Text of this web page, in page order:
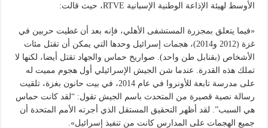
الأوسط لهيئة الإذاعة الوطنية الإسبانية RTVE، حيث قالت:
«فيما يتعلق بمجزرة المستشفى الأهلي، فإنه بعد أن غطيت حربين في
غزة (2012 و2014)، هجمات إسرائيل وحدها التي يمكن أن تقتل مئات
الأشخاص (بقنابل طن واحد). صواريخ حماس والجهاد تقتل أيضا، لكنها لا
تملك هذه القدرة. عندما شن الجيش الإسرائيلي أول هجوم مميت له
على مدرسة تابعة للأونروا في عام 2014، في بيت حانون بغزة، تلقيت
رسالة نصية قصيرة من المتحدث باسم الجيش تقول: “لقد كانت حماس
هي السبب”. لقد أظهر التحقيق المستقل الذي أجرته الأمم المتحدة أن
جميع الهجمات على المدارس كانت من تنفيذ إسرائيل».